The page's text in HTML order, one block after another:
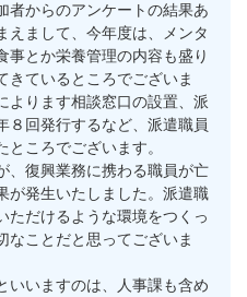
からのアンケートの結果あ
えまして、今年度は、メンタ
事とか栄養管理の内容も盛り
きているところでございま
よります相談窓口の設置、派
８回発行するなど、派遣職員
ころでございます。
復興業務に携わる職員が亡
が発生いたしました。派遣職
ただけるような環境をつくっ
なことだと思ってございま
いますのは、人事課も含め